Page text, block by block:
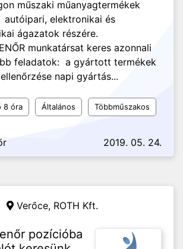
műszaki műanyagtermékek
elektronikai és
ágazatok részére.
munkatársat keres azonnali
feladatok: a gyártott termékek
napi gyártás...
8 óra Általános Többműszakos
2019. 05. 24.
Verőce, ROTH Kft.
pozícióba